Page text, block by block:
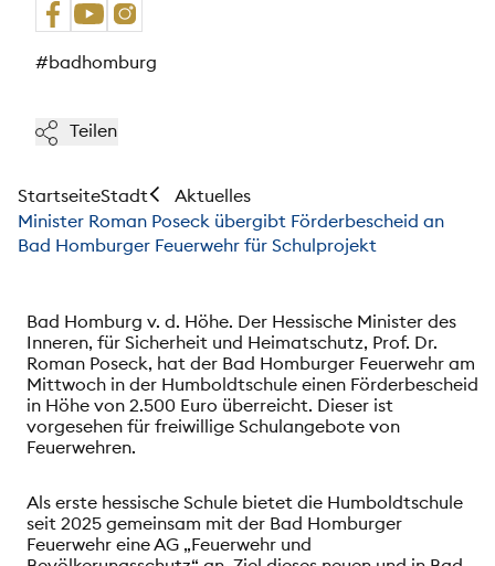
#badhomburg
Teilen
StartseiteStadt
Aktuelles
Minister Roman Poseck übergibt Förderbescheid an
Bad Homburger Feuerwehr für Schulprojekt
Bad Homburg v. d. Höhe. Der Hessische Minister des
Inneren, für Sicherheit und Heimatschutz, Prof. Dr.
Roman Poseck, hat der Bad Homburger Feuerwehr am
Mittwoch in der Humboldtschule einen Förderbescheid
in Höhe von 2.500 Euro überreicht. Dieser ist
vorgesehen für freiwillige Schulangebote von
Feuerwehren.
Als erste hessische Schule bietet die Humboldtschule
seit 2025 gemeinsam mit der Bad Homburger
Feuerwehr eine AG „Feuerwehr und